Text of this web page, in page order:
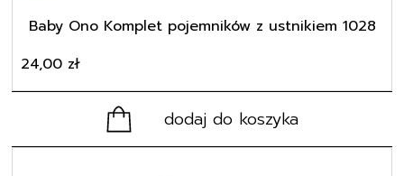
Baby Ono Komplet pojemników z ustnikiem 1028
24,00 zł
dodaj do koszyka